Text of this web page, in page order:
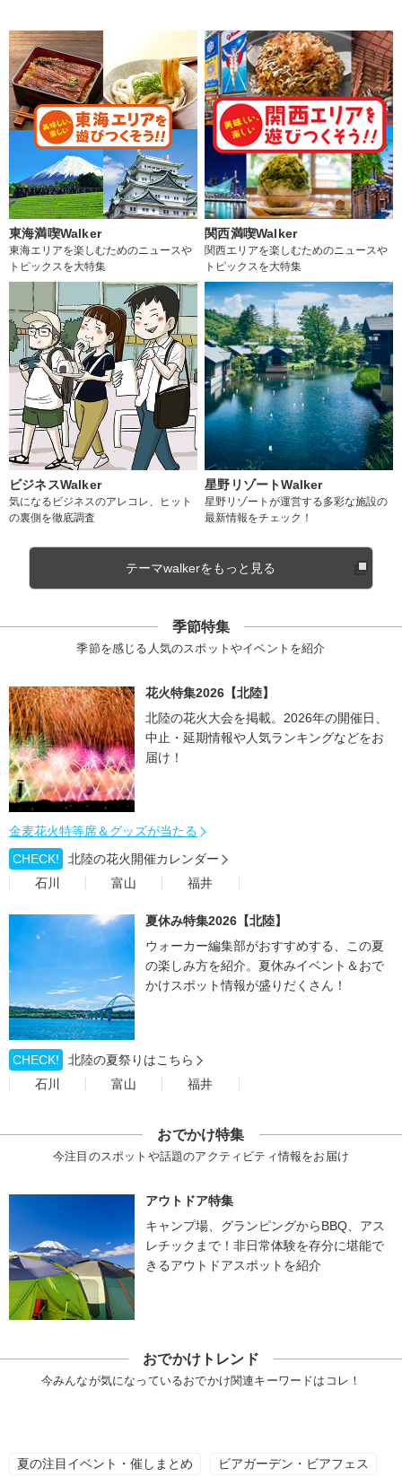
東海満喫Walker
東海エリアを楽しむためのニュースや
トピックスを大特集
関西満喫Walker
関西エリアを楽しむためのニュースや
トピックスを大特集
ビジネスWalker
気になるビジネスのアレコレ、ヒット
の裏側を徹底調査
星野リゾートWalker
星野リゾートが運営する多彩な施設の
最新情報をチェック！
テーマwalkerをもっと見る
季節特集
季節を感じる人気のスポットやイベントを紹介
花火特集2026【北陸】
北陸の花火大会を掲載。2026年の開催日、
中止・延期情報や人気ランキングなどをお
届け！
金麦花火特等席＆グッズが当たる
CHECK!
北陸の花火開催カレンダー
石川
富山 福井
夏休み特集2026【北陸】
ウォーカー編集部がおすすめする、この夏
の楽しみ方を紹介。夏休みイベント＆おで
かけスポット情報が盛りだくさん！
CHECK!
北陸の夏祭りはこちら
石川
富山 福井
おでかけ特集
今注目のスポットや話題のアクティビティ情報をお届け
アウトドア特集
キャンプ場、グランピングからBBQ、アス
レチックまで！非日常体験を存分に堪能で
きるアウトドアスポットを紹介
おでかけトレンド
今みんなが気になっているおでかけ関連キーワードはコレ！
夏の注目イベント・催しまとめ ビアガーデン・ビアフェス